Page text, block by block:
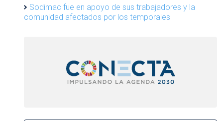
Sodimac fue en apoyo de sus trabajadores y la
comunidad afectados por los temporales